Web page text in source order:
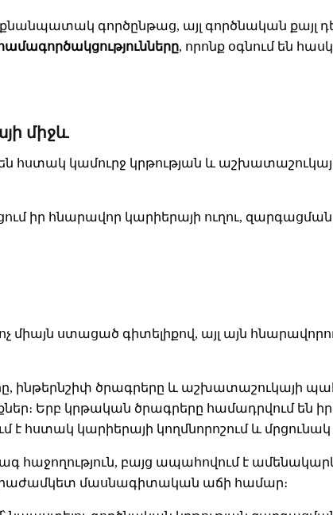
գործընթաց, այլ գործնական քայլ
, որոնք օգնում են
միջև
հստակ կամուրջ կրթության և
իր հնարավոր կարիերայի ուղու, զարգացման
ստացած գիտելիքով, այլ այն
ինթերնշիփ ծրագրերը և աշխատաշուկայի
Երբ կրթական ծրագրերը համադրվում են
է հստակ կարիերայի կողմնորոշում և
հաջողություն, բայց ապահովում է
մասնագիտական աճի համար։